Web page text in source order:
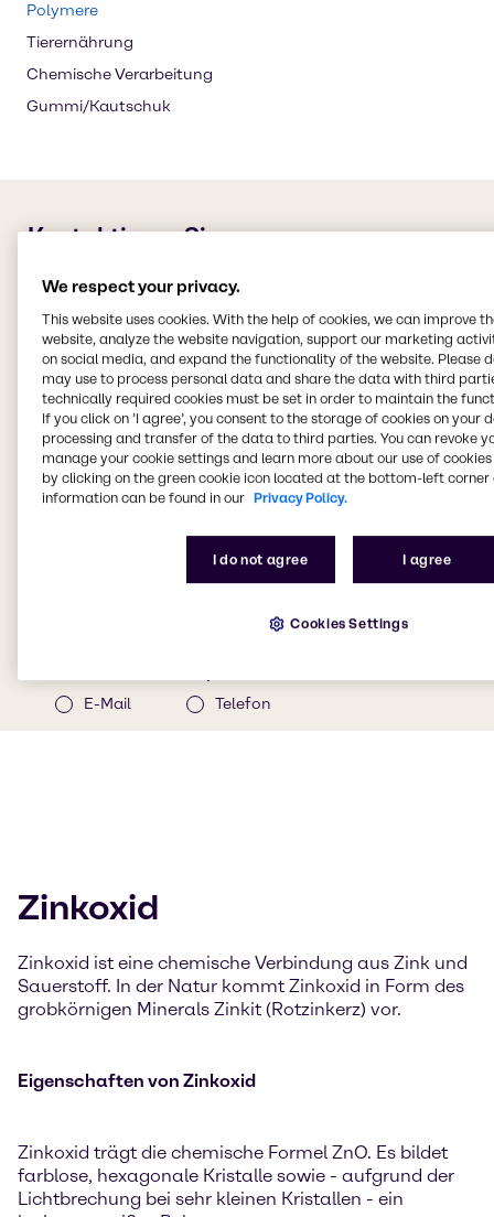
Polymere
Tierernährung
Chemische Verarbeitung
Gummi/Kautschuk
Zinkoxid
Zinkoxid ist eine chemische Verbindung aus Zink und
Sauerstoff. In der Natur kommt Zinkoxid in Form des
grobkörnigen Minerals Zinkit (Rotzinkerz) vor.
Eigenschaften von Zinkoxid
Zinkoxid trägt die chemische Formel ZnO. Es bildet
farblose, hexagonale Kristalle sowie - aufgrund der
Lichtbrechung bei sehr kleinen Kristallen - ein
We respect your privacy.
This website uses cookies. With the help of cookies, we can improve
website, analyze the website navigation, support our marketing
on social media, and expand the functionality of the website. Please
may use to process personal data and share the data with third
technically required cookies must be set in order to maintain the
If you click on ’I agree’, you consent to the storage of cookies on your
processing and transfer of the data to third parties. You can revoke
manage your cookie settings and learn more about our use of cookies
by clicking on the green cookie icon located at the bottom-left corner
information can be found in our Privacy Policy.
I do not agree I agree
Cookies Settings